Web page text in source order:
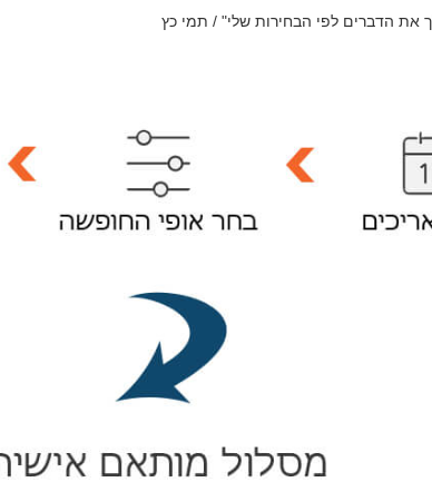
את הדברים לפי הבחירות שלי" / תמי כץ